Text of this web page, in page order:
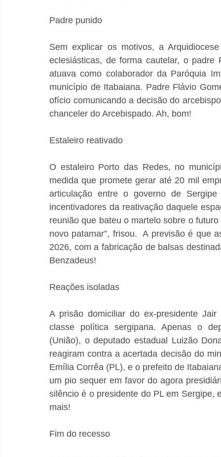
Padre punido
Sem explicar os motivos, a
eclesiásticas, de forma cautelar, o padre
atuava como colaborador da Paróquia
município de Itabaiana. Padre Flávio
ofício comunicando a decisão do
chanceler do Arcebispado. Ah, bom!
Estaleiro reativado
O estaleiro Porto das Redes, no
medida que promete gerar até 20 mil
articulação entre o governo de
incentivadores da reativação daquele
reunião que bateu o martelo sobre o
novo patamar”, frisou.  A previsão é que
2026, com a fabricação de balsas
Benzadeus!
Reações isoladas
A prisão domiciliar do ex-presidente
classe política sergipana. Apenas o
(União), o deputado estadual Luizão
reagiram contra a acertada decisão do
Emília Corrêa (PL), e o prefeito de
um pio sequer em favor do agora
silêncio é o presidente do PL em Sergipe,
mais!
Fim do recesso